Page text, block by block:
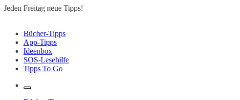
Zum
Jeden Freitag neue Tipps!
Lesen to go – Jeden Freitag neue Tipps!
Bücher-Tipps
App-Tipps
Ideenbox
SOS-Lesehilfe
Tipps To Go